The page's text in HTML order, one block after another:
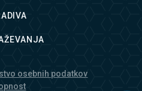
osebnih podatkov